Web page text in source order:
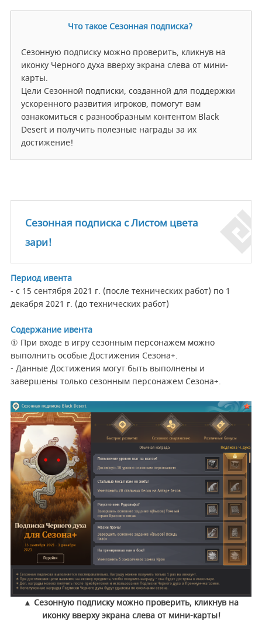
Что такое Сезонная подписка?
Сезонную подписку можно проверить, кликнув на
иконку Черного духа вверху экрана слева от мини-
карты.
Цели Сезонной подписки, созданной для поддержки
ускоренного развития игроков, помогут вам
ознакомиться с разнообразным контентом Black
Desert и получить полезные награды за их
достижение!
Сезонная подписка с Листом цвета
зари!
Период ивента
- с 15 сентября 2021 г. (после технических работ) по 1
декабря 2021 г. (до технических работ)
Содержание ивента
① При входе в игру сезонным персонажем можно
выполнить особые Достижения Сезона+.
- Данные Достижения могут быть выполнены и
завершены только сезонным персонажем Сезона+.
▲ Сезонную подписку можно проверить, кликнув на
иконку вверху экрана слева от мини-карты!